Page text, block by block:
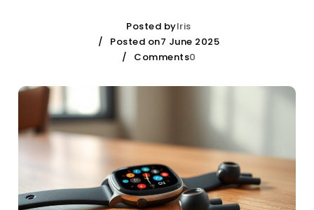
Posted byIris
Posted on7 June 2025
Comments0